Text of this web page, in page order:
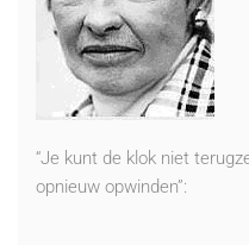
“Je kunt de klok niet
opnieuw opwinden”: